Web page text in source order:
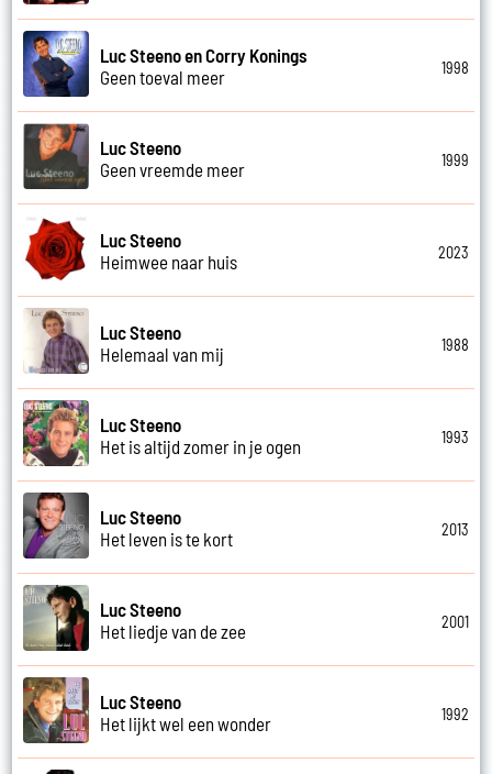
Luc Steeno en Corry Konings
Geen toeval meer
1998
Luc Steeno
Geen vreemde meer
1999
Luc Steeno
Heimwee naar huis
2023
Luc Steeno
Helemaal van mij
1988
Luc Steeno
Het is altijd zomer in je ogen
1993
Luc Steeno
Het leven is te kort
2013
Luc Steeno
Het liedje van de zee
2001
Luc Steeno
Het lijkt wel een wonder
1992